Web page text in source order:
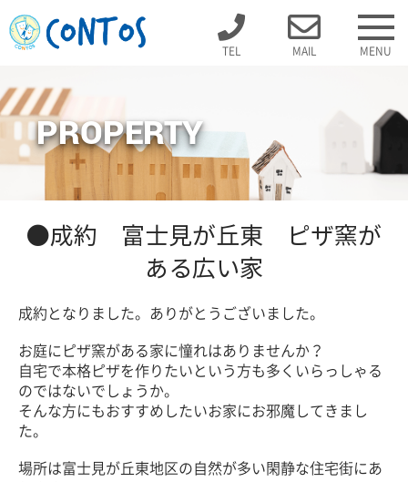
TEL MAIL MENU
PROPERTY
●成約 富士見が丘東 ピザ窯が
ある広い家
成約となりました。ありがとうございました。
お庭にピザ窯がある家に憧れはありませんか？
自宅で本格ピザを作りたいという方も多くいらっしゃる
のではないでしょうか。
そんな方にもおすすめしたいお家にお邪魔してきまし
た。
場所は富士見が丘東地区の自然が多い閑静な住宅街にあ